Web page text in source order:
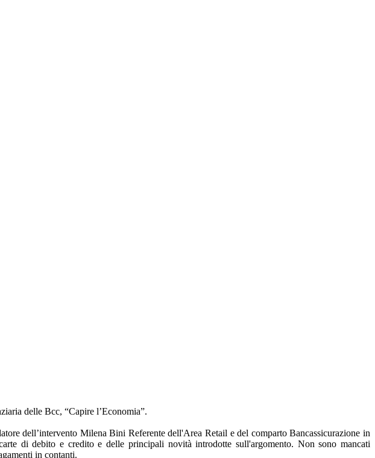
delle Bcc, “Capire l’Economia”.
dell’intervento Milena Bini Referente dell'Area Retail e del comparto Bancassicurazione in
di debito e credito e delle principali novità introdotte sull'argomento. Non sono mancati
in contanti.